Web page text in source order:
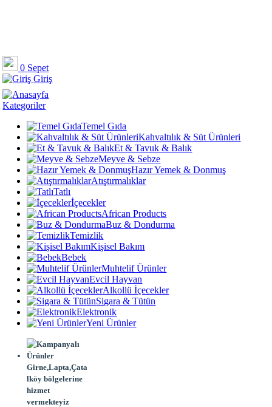
0 Sepet
Giriş
Kategoriler
Temel Gıda
Kahvaltılık & Süt Ürünleri
Et & Tavuk & Balık
Meyve & Sebze
Hazır Yemek & Donmuş
Atıştırmalıklar
Tatlı
İçecekler
African Products
Buz & Dondurma
Temizlik
Kişisel Bakım
Bebek
Muhtelif Ürünler
Evcil Hayvan
Alkollü İçecekler
Sigara & Tütün
Elektronik
Yeni Ürünler
Girne,Lapta,Çata
lköy bölgelerine
hizmet
vermekteyiz